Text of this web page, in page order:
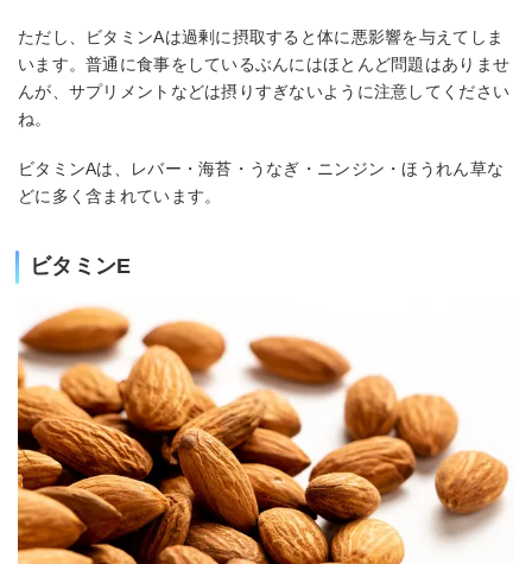
ただし、ビタミンAは過剰に摂取すると体に悪影響を与えてしま
います。普通に食事をしているぶんにはほとんど問題はありませ
んが、サプリメントなどは摂りすぎないように注意してください
ね。
ビタミンAは、レバー・海苔・うなぎ・ニンジン・ほうれん草な
どに多く含まれています。
ビタミンE